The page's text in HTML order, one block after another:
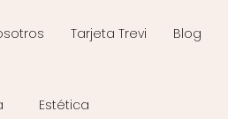
Tarjeta Trevi Blog
Estética